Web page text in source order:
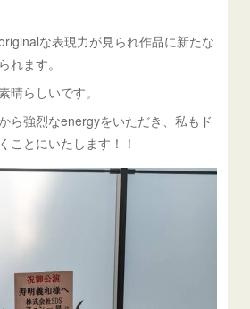
な表現力が見られ作品に新たな
れます。
晴らしいです。
ら強烈なenergyをいただき、私もド
ことにいたします！！